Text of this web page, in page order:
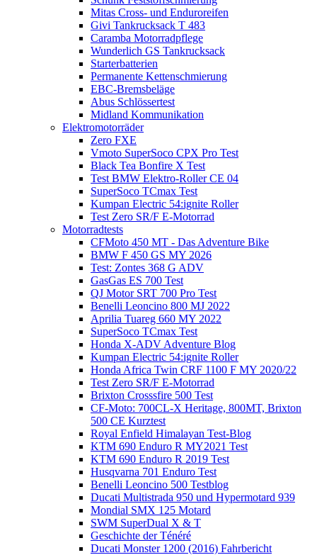
Mitas Cross- und Enduroreifen
Givi Tankrucksack T 483
Caramba Motorradpflege
Wunderlich GS Tankrucksack
Starterbatterien
Permanente Kettenschmierung
EBC-Bremsbeläge
Abus Schlössertest
Midland Kommunikation
Elektromotorräder
Zero FXE
Vmoto SuperSoco CPX Pro Test
Black Tea Bonfire X Test
Test BMW Elektro-Roller CE 04
SuperSoco TCmax Test
Kumpan Electric 54:ignite Roller
Test Zero SR/F E-Motorrad
Motorradtests
CFMoto 450 MT - Das Adventure Bike
BMW F 450 GS MY 2026
Test: Zontes 368 G ADV
GasGas ES 700 Test
QJ Motor SRT 700 Pro Test
Benelli Leoncino 800 MJ 2022
Aprilia Tuareg 660 MY 2022
SuperSoco TCmax Test
Honda X-ADV Adventure Blog
Kumpan Electric 54:ignite Roller
Honda Africa Twin CRF 1100 F MY 2020/22
Test Zero SR/F E-Motorrad
Brixton Crosssfire 500 Test
CF-Moto: 700CL-X Heritage, 800MT, Brixton
500 CE Kurztest
Royal Enfield Himalayan Test-Blog
KTM 690 Enduro R MY2021 Test
KTM 690 Enduro R 2019 Test
Husqvarna 701 Enduro Test
Benelli Leoncino 500 Testblog
Ducati Multistrada 950 und Hypermotard 939
Mondial SMX 125 Motard
SWM SuperDual X & T
Geschichte der Ténéré
Ducati Monster 1200 (2016) Fahrbericht